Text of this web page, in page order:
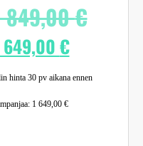
849,00€
649,00€
hinta 30 pv aikana ennen
1 649,00 €